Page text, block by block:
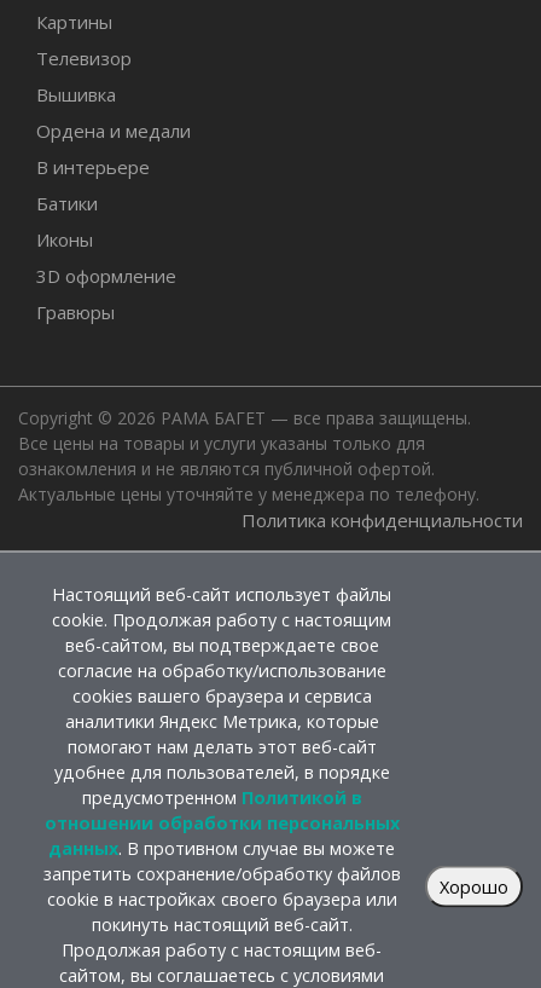
Картины
Телевизор
Вышивка
Ордена и медали
В интерьере
Батики
Иконы
3D оформление
Гравюры
Copyright © 2026 РАМА БАГЕТ — все права защищены.
Все цены на товары и услуги указаны только для
ознакомления и не являются публичной офертой.
Актуальные цены уточняйте у менеджера по телефону.
Политика конфиденциальности
Настоящий веб-сайт использует файлы
cookie. Продолжая работу с настоящим
веб-сайтом, вы подтверждаете свое
согласие на обработку/использование
cookies вашего браузера и сервиса
аналитики Яндекс Метрика, которые
помогают нам делать этот веб-сайт
удобнее для пользователей, в порядке
предусмотренном Политикой в
отношении обработки персональных
данных. В противном случае вы можете
запретить сохранение/обработку файлов
cookie в настройках своего браузера или
покинуть настоящий веб-сайт.
Продолжая работу с настоящим веб-
сайтом, вы соглашаетесь с условиями
Хорошо